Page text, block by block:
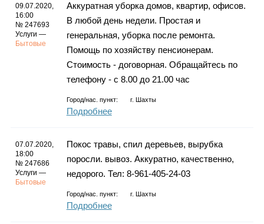
Инфо
Гороскоп
Фотогалерея
09.07.2020,
16:00
№ 247693
Услуги —
Бытовые
Аккуратная уборка домов, квартир, офисов.
В любой день недели. Простая и
генеральная, уборка после ремонта.
Помощь по хозяйству пенсионерам.
Стоимость - договорная. Обращайтесь по
телефону - с 8.00 до 21.00 час
Город/нас. пункт: г. Шахты
Подробнее
07.07.2020,
18:00
№ 247686
Услуги —
Бытовые
Покос травы, спил деревьев, вырубка
поросли. вывоз. Аккуратно, качественно,
недорого. Тел: 8-961-405-24-03
Город/нас. пункт: г. Шахты
Подробнее